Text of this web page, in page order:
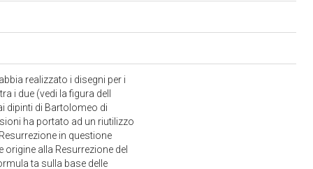
realizzato i disegni per i
i due (vedi la figura dell
dipinti di Bartolomeo di
ha portato ad un riutilizzo
in questione
alla Resurrezione del
ta sulla base delle